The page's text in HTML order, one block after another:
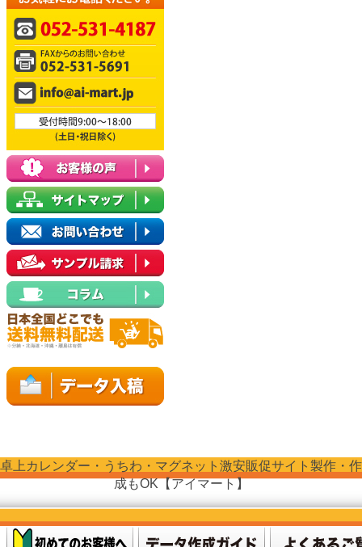
卓上カレンダー・うちわ・マグネット激安販促サイト製作・作
成もOK【アイマート】